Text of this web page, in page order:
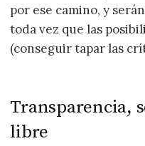
por ese camino, y
toda vez que las
(conseguir tapar las
Transparencia,
libre